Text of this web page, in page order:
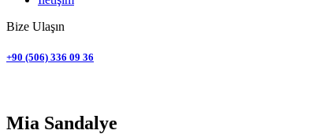
Bize Ulaşın
+90 (506) 336 09 36
Mia Sandalye